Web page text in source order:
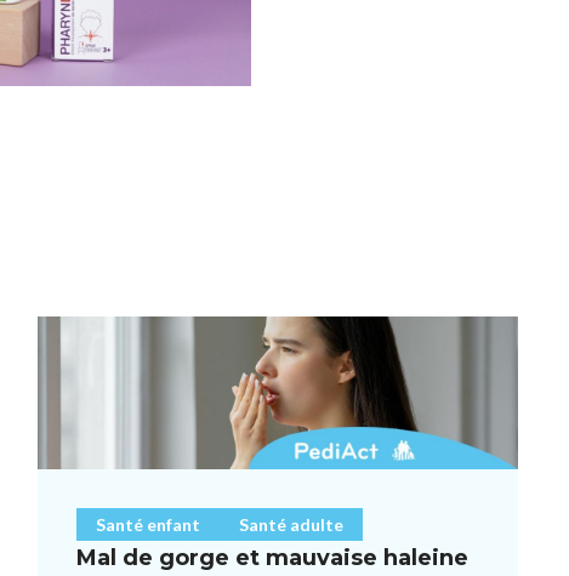
Santé enfant Santé adulte
Mal de gorge et mauvaise haleine